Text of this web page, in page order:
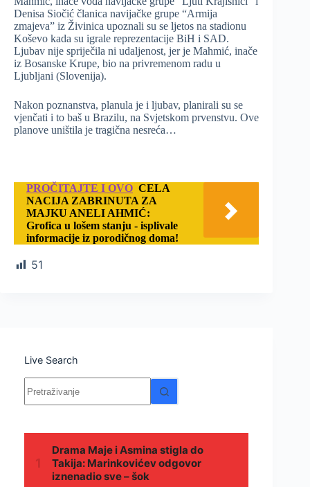
Denisa Siočić članica navijačke grupe “Armija
zmajeva” iz Živinica upoznali su se ljetos na stadionu
Koševo kada su igrale reprezentacije BiH i SAD.
Ljubav nije spriječila ni udaljenost, jer je Mahmić, inače
iz Bosanske Krupe, bio na privremenom radu u
Ljubljani (Slovenija).
Nakon poznanstva, planula je i ljubav, planirali su se
vjenčati i to baš u Brazilu, na Svjetskom prvenstvu. Ove
planove uništila je tragična nesreća…
PROČITAJTE I OVO CELA
NACIJA ZABRINUTA ZA
MAJKU ANELI AHMIĆ:
Grofica u lošem stanju - isplivale
informacije iz porodičnog doma!
51
Live Search
Nema
rezultata.